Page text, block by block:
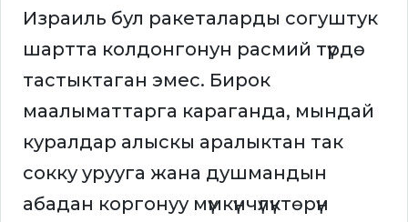
Израиль бул ракеталарды согуштук
шартта колдонгонун расмий түрдө
тастыктаган эмес. Бирок
маалыматтарга караганда, мындай
куралдар алыскы аралыктан так
сокку урууга жана душмандын
абадан коргонуу мүмкүнчүлүктөрүн